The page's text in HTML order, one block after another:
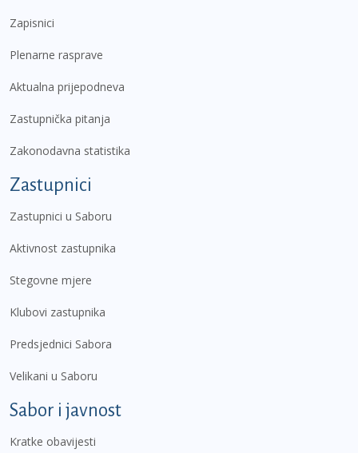
Zapisnici
Plenarne rasprave
Aktualna prijepodneva
Zastupnička pitanja
Zakonodavna statistika
Zastupnici
Zastupnici u Saboru
Aktivnost zastupnika
Stegovne mjere
Klubovi zastupnika
Predsjednici Sabora
Velikani u Saboru
Sabor i javnost
Kratke obavijesti